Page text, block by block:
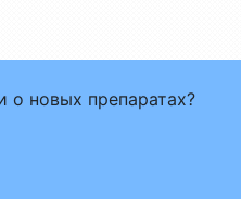
новых препаратах?